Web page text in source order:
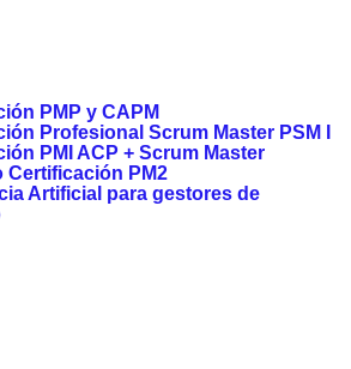
PMP y CAPM
Profesional Scrum Master PSM I
PMI ACP + Scrum Master
Certificación PM2
Artificial para gestores de